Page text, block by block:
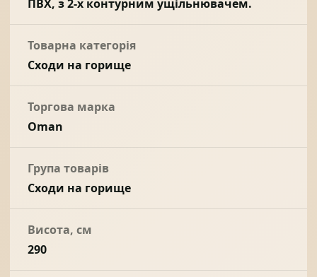
ПВХ, з 2-х контурним ущільнювачем.
Товарна категорія
Сходи на горище
Торгова марка
Oman
Група товарів
Сходи на горище
Висота, см
290